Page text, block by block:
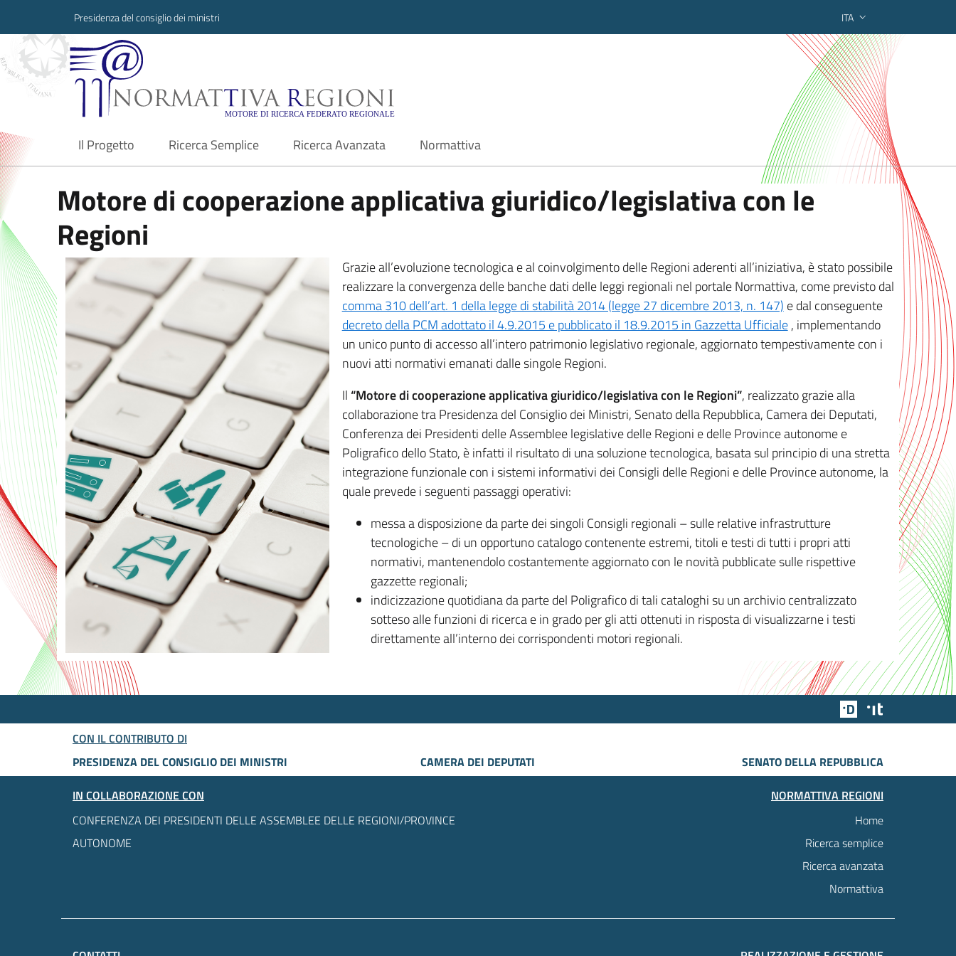
Presidenza del consiglio dei ministri ITA
Normattiva Regioni - Motore di ricerca federato regionale
Il Progetto
current Ricerca Semplice Ricerca Avanzata Normattiva
Motore di cooperazione applicativa giuridico/legislativa con le
Regioni
Grazie all’evoluzione tecnologica e al coinvolgimento delle Regioni aderenti all’iniziativa, è stato possibile
realizzare la convergenza delle banche dati delle leggi regionali nel portale Normattiva, come previsto dal
comma 310 dell’art. 1 della legge di stabilità 2014 (legge 27 dicembre 2013, n. 147) e dal conseguente
decreto della PCM adottato il 4.9.2015 e pubblicato il 18.9.2015 in Gazzetta Ufficiale, implementando
un unico punto di accesso all’intero patrimonio legislativo regionale, aggiornato tempestivamente con i
nuovi atti normativi emanati dalle singole Regioni.
Il “Motore di cooperazione applicativa giuridico/legislativa con le Regioni”, realizzato grazie alla
collaborazione tra Presidenza del Consiglio dei Ministri, Senato della Repubblica, Camera dei Deputati,
Conferenza dei Presidenti delle Assemblee legislative delle Regioni e delle Province autonome e
Poligrafico dello Stato, è infatti il risultato di una soluzione tecnologica, basata sul principio di una stretta
integrazione funzionale con i sistemi informativi dei Consigli delle Regioni e delle Province autonome, la
quale prevede i seguenti passaggi operativi:
messa a disposizione da parte dei singoli Consigli regionali – sulle relative infrastrutture
tecnologiche – di un opportuno catalogo contenente estremi, titoli e testi di tutti i propri atti
normativi, mantenendolo costantemente aggiornato con le novità pubblicate sulle rispettive
gazzette regionali;
indicizzazione quotidiana da parte del Poligrafico di tali cataloghi su un archivio centralizzato
sotteso alle funzioni di ricerca e in grado per gli atti ottenuti in risposta di visualizzarne i testi
direttamente all’interno dei corrispondenti motori regionali.
Team Digitale
CON IL CONTRIBUTO DI
PRESIDENZA DEL CONSIGLIO DEI MINISTRI
CAMERA DEI DEPUTATI
SENATO DELLA REPUBBLICA
IN COLLABORAZIONE CON
CONFERENZA DEI PRESIDENTI DELLE ASSEMBLEE DELLE REGIONI/PROVINCE
AUTONOME
NORMATTIVA REGIONI
Home
Ricerca semplice
Ricerca avanzata
Normattiva